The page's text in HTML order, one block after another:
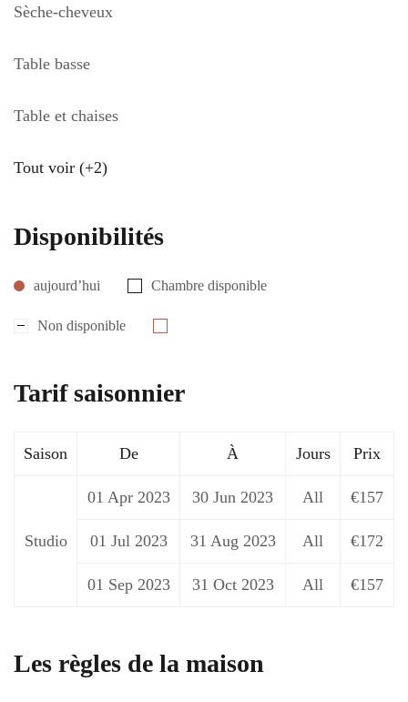
Sèche-cheveux
Table basse
Table et chaises
Tout voir (+2)
Disponibilités
aujourd’hui Chambre disponible
Non disponible
Tarif saisonnier
Saison De À Jours Prix
Studio
01 Apr 2023 30 Jun 2023 All €157
01 Jul 2023 31 Aug 2023 All €172
01 Sep 2023 31 Oct 2023 All €157
Les règles de la maison